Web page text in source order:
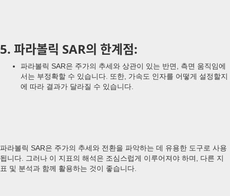
5. 파라볼릭 SAR의 한계점:
파라볼릭 SAR은 주가의 추세와 상관이 있는 반면, 측면 움직임에
서는 부정확할 수 있습니다. 또한, 가속도 인자를 어떻게 설정할지
에 따라 결과가 달라질 수 있습니다.
파라볼릭 SAR은 주가의 추세와 전환을 파악하는 데 유용한 도구로 사용
됩니다. 그러나 이 지표의 해석은 조심스럽게 이루어져야 하며, 다른 지
표 및 분석과 함께 활용하는 것이 좋습니다.